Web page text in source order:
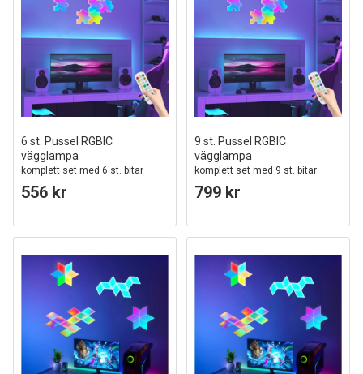
6 st. Pussel RGBIC
vägglampa
komplett set med 6 st. bitar
556 kr
9 st. Pussel RGBIC
vägglampa
komplett set med 9 st. bitar
799 kr